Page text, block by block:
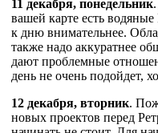
11 декабря, понедельник
вашей карте есть
к дню внимательнее.
также надо аккуратнее
дают проблемные
день не очень подойдет,
12 декабря, вторник.
новых проектов перед